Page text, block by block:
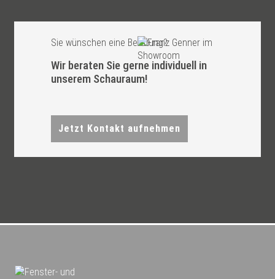
Sie wünschen eine Beratung?
Wir beraten Sie gerne individuell in
unserem Schauraum!
Jetzt Kontakt aufnehmen